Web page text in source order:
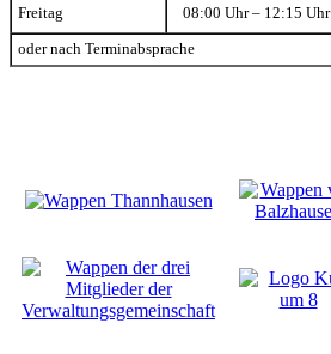
Freitag 08:00 Uhr – 12:15 Uhr
oder nach Terminabsprache